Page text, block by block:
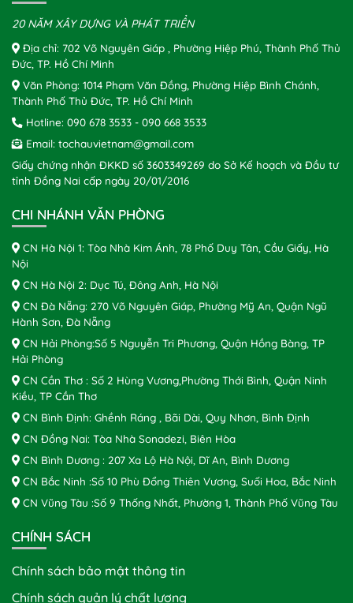
20 NĂM XÂY DỰNG VÀ PHÁT TRIỂN
Địa chỉ: 702 Võ Nguyên Giáp , Phường Hiệp Phú, Thành Phố Thủ
Đức, TP. Hồ Chí Minh
Văn Phòng: 1014 Phạm Văn Đồng, Phường Hiệp Bình Chánh,
Thành Phố Thủ Đức, TP. Hồ Chí Minh
Hotline: 090 678 3533 - 090 668 3533
Email: tochauvietnam@gmail.com
Giấy chứng nhận ĐKKD số 3603349269 do Sở Kế hoạch và Đầu tư
tỉnh Đồng Nai cấp ngày 20/01/2016
CHI NHÁNH VĂN PHÒNG
CN Hà Nội 1: Tòa Nhà Kim Ánh, 78 Phố Duy Tân, Cầu Giấy, Hà
Nội
CN Hà Nội 2: Dục Tú, Đông Anh, Hà Nội
CN Đà Nẵng: 270 Võ Nguyên Giáp, Phường Mỹ An, Quận Ngũ
Hành Sơn, Đà Nẵng
CN Hải Phòng:Số 5 Nguyễn Tri Phương, Quận Hồng Bàng, TP
Hải Phòng
CN Cần Thơ : Số 2 Hùng Vương,Phường Thới Bình, Quận Ninh
Kiều, TP Cần Thơ
CN Bình Định: Ghềnh Ráng , Bãi Dài, Quy Nhơn, Bình Định
CN Đồng Nai: Tòa Nhà Sonadezi, Biên Hòa
CN Bình Dương : 207 Xa Lộ Hà Nội, Dĩ An, Bình Dương
CN Bắc Ninh :Số 10 Phù Đổng Thiên Vương, Suối Hoa, Bắc Ninh
CN Vũng Tàu :Số 9 Thống Nhất, Phường 1, Thành Phố Vũng Tàu
CHÍNH SÁCH
Chính sách bảo mật thông tin
Chính sách quản lý chất lượng